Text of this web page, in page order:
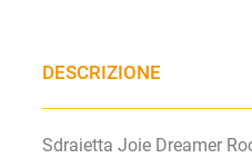
DESCRIZIONE
Sdraietta Joie Dreamer